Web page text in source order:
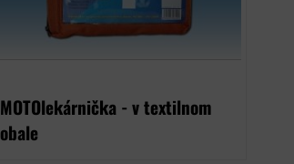
MOTOlekárnička - v textilnom
obale